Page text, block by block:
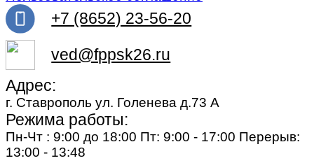
+7 (8652) 23-56-20
ved@fppsk26.ru
Адрес:
г. Ставрополь ул. Голенева д.73 A
Режима работы:
Пн-Чт : 9:00 до 18:00 Пт: 9:00 - 17:00 Перерыв:
13:00 - 13:48